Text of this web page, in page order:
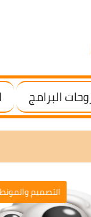
البرامج
التصميم